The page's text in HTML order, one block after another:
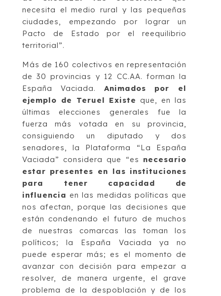
necesita el medio rural y las pequeñas
ciudades, empezando por lograr un
Pacto de Estado por el reequilibrio
territorial”.
Más de 160 colectivos en representación
de 30 provincias y 12 CC.AA. forman la
España Vaciada. Animados por el
ejemplo de Teruel Existe que, en las
últimas elecciones generales fue la
fuerza más votada en su provincia,
consiguiendo un diputado y dos
senadores, la Plataforma “La España
Vaciada” considera que “es necesario
estar presentes en las instituciones
para tener capacidad de
influencia en las medidas políticas que
nos afectan, porque las decisiones que
están condenando el futuro de muchos
de nuestras comarcas las toman los
políticos; la España Vaciada ya no
puede esperar más; es el momento de
avanzar con decisión para empezar a
resolver, de manera urgente, el grave
problema de la despoblación y de los